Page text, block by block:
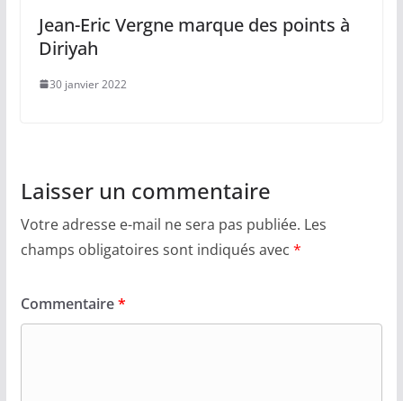
Jean-Eric Vergne marque des points à
Diriyah
30 janvier 2022
Laisser un commentaire
Votre adresse e-mail ne sera pas publiée. Les
champs obligatoires sont indiqués avec *
Commentaire*